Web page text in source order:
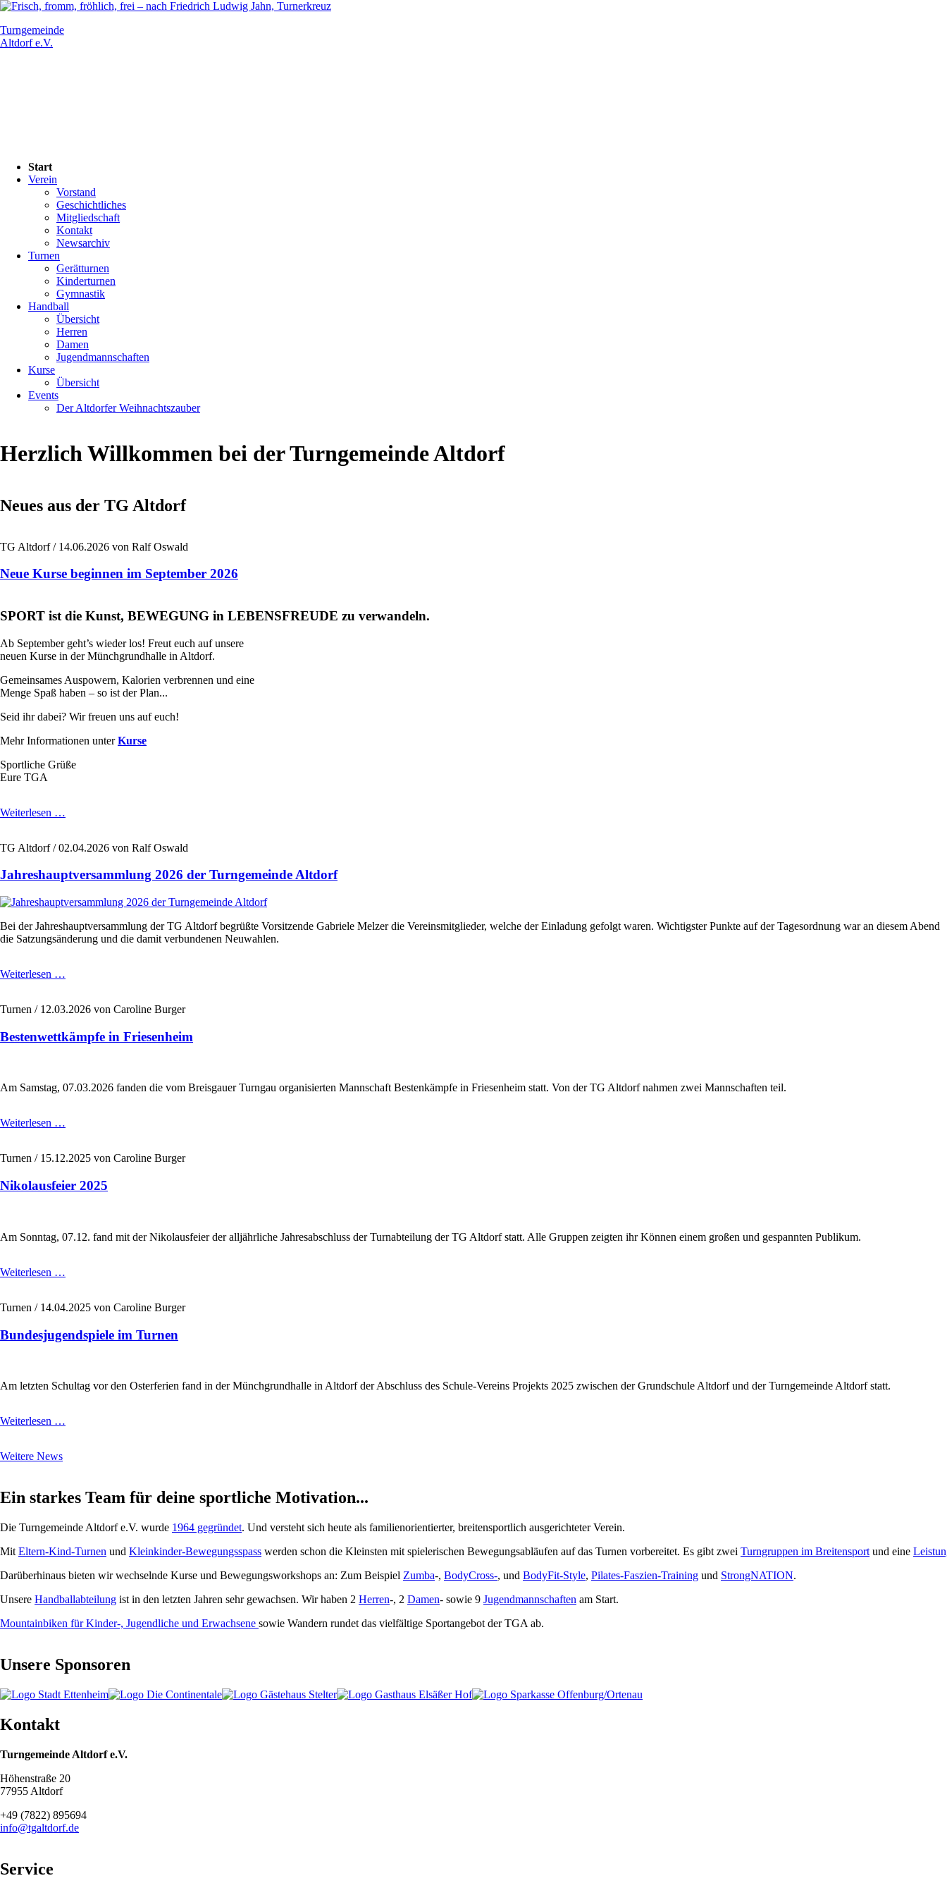
Turngemeinde
Altdorf e.V.
überspringen
Start
Verein
Vorstand
Geschichtliches
Mitgliedschaft
Kontakt
Newsarchiv
Turnen
Gerätturnen
Kinderturnen
Gymnastik
Handball
Übersicht
Herren
Damen
Jugendmannschaften
Kurse
Übersicht
Events
Der Altdorfer Weihnachtszauber
Herzlich Willkommen bei der Turngemeinde Altdorf
Neues aus der TG Altdorf
TG Altdorf / 14.06.2026 von Ralf Oswald
Neue Kurse beginnen im September 2026
SPORT ist die Kunst, BEWEGUNG in LEBENSFREUDE zu verwandeln.
Ab September geht’s wieder los! Freut euch auf unsere
neuen Kurse in der Münchgrundhalle in Altdorf.
Gemeinsames Auspowern, Kalorien verbrennen und eine
Menge Spaß haben – so ist der Plan...
Seid ihr dabei? Wir freuen uns auf euch!
Mehr Informationen unterKurse
Sportliche Grüße
Eure TGA
Weiterlesen …
im
2026
TG Altdorf /02.04.2026 von Ralf Oswald
Jahreshauptversammlung 2026 der Turngemeinde Altdorf
Bei der Jahreshauptversammlung der TG Altdorf begrüßte Vorsitzende Gabriele Melzer die Vereinsmitglieder, welche der Einladung gefolgt waren. Wichtigster Punkte auf der Tagesordnung war an diesem Abend
die Satzungsänderung und die damit verbundenen Neuwahlen.
Weiterlesen …
Turngemeinde
Turnen / 12.03.2026 von Caroline Burger
Bestenwettkämpfe in Friesenheim
Am Samstag, 07.03.2026 fanden die vom Breisgauer Turngau organisierten Mannschaft Bestenkämpfe in Friesenheim statt. Von der TG Altdorf nahmen zwei Mannschaften teil.
Weiterlesen …
Turnen / 15.12.2025 von Caroline Burger
Nikolausfeier 2025
Am Sonntag, 07.12. fand mit der Nikolausfeier der alljährliche Jahresabschluss der Turnabteilung der TG Altdorf statt. Alle Gruppen zeigten ihr Können einem großen und gespannten Publikum.
Weiterlesen …
Turnen / 14.04.2025 von Caroline Burger
Bundesjugendspiele im Turnen
Am letzten Schultag vor den Osterferien fand in der Münchgrundhalle in Altdorf der Abschluss des Schule-Vereins Projekts 2025 zwischen der Grundschule Altdorf und der Turngemeinde Altdorf statt.
Weiterlesen …
Weitere News
Ein starkes Team für deine sportliche Motivation...
Die Turngemeinde Altdorf e.V. wurde 1964 gegründet. Und versteht sich heute als familienorientierter, breitensportlich ausgerichteter Verein.
Mit Eltern-Kind-Turnen und Kleinkinder-Bewegungsspass werden schon die Kleinsten mit spielerischen Bewegungsabläufen auf das Turnen vorbereitet. Es gibt zwei Turngruppen im Breitensport und eine
Darüberhinaus bieten wir wechselnde Kurse und Bewegungsworkshops an: Zum Beispiel Zumba-, BodyCross-, und BodyFit-Style, Pilates-Faszien-Training und StrongNATION.
Unsere Handballabteilung ist in den letzten Jahren sehr gewachsen. Wir haben 2 Herren-, 2 Damen- sowie 9 Jugendmannschaften am Start.
Mountainbiken für Kinder-, Jugendliche und Erwachsene sowie Wandern rundet das vielfältige Sportangebot der TGA ab.
Unsere Sponsoren
Kontakt
Turngemeinde Altdorf e.V.
Höhenstraße 20
77955 Altdorf
+49 (7822) 895694
info@tgaltdorf.de
Service